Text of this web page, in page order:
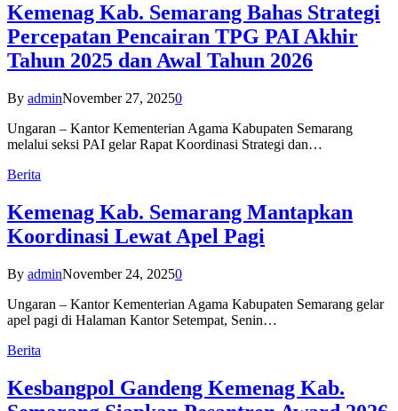
Kemenag Kab. Semarang Bahas Strategi
Percepatan Pencairan TPG PAI Akhir
Tahun 2025 dan Awal Tahun 2026
By adminNovember 27, 20250
Ungaran – Kantor Kementerian Agama Kabupaten Semarang
melalui seksi PAI gelar Rapat Koordinasi Strategi dan…
Berita
Kemenag Kab. Semarang Mantapkan
Koordinasi Lewat Apel Pagi
By adminNovember 24, 20250
Ungaran – Kantor Kementerian Agama Kabupaten Semarang gelar
apel pagi di Halaman Kantor Setempat, Senin…
Berita
Kesbangpol Gandeng Kemenag Kab.